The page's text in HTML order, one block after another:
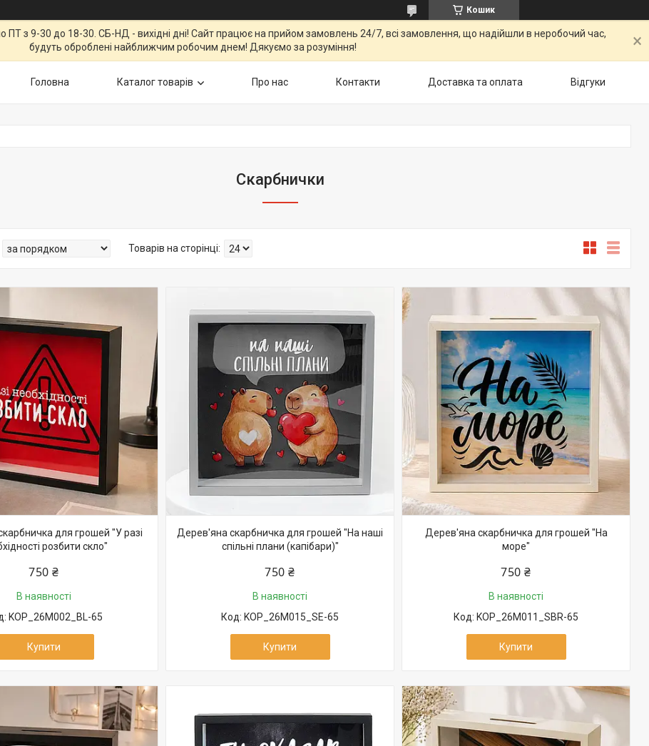
Кошик
з 9-30 до 18-30. СБ-НД - вихідні дні! Сайт працює на прийом замовлень 24/7, всі замовлення, що надійшли в неробочий час,
будуть оброблені найближчим робочим днем! Дякуємо за розуміння!
Головна Каталог товарів Про нас Контакти Доставка та оплата Відгуки
Скарбнички
для грошей "У разі
розбити скло"
750 ₴
В наявності
KOP_26M002_BL-65
Купити
Дерев'яна скарбничка для грошей "На наші
спільні плани (капібари)"
750 ₴
В наявності
KOP_26M015_SE-65
Купити
Дерев'яна скарбничка для грошей "На
море"
750 ₴
В наявності
KOP_26M011_SBR-65
Купити